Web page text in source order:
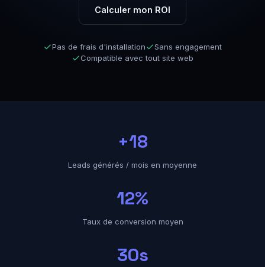
Calculer mon ROI
Pas de frais d'installation
Sans engagement
Compatible avec tout site web
+18
Leads générés / mois en moyenne
12%
Taux de conversion moyen
30s